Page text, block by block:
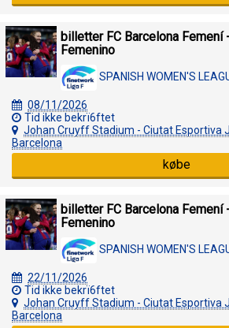
billetter FC Barcelona Femení
Femenino
SPANISH WOMEN'S
08/11/2026
Tid ikke bekrï6ftet
Johan Cruyff Stadium - Ciutat Esportiva
Barcelona
købe
billetter FC Barcelona Femení
Femenino
SPANISH WOMEN'S
22/11/2026
Tid ikke bekrï6ftet
Johan Cruyff Stadium - Ciutat Esportiva
Barcelona